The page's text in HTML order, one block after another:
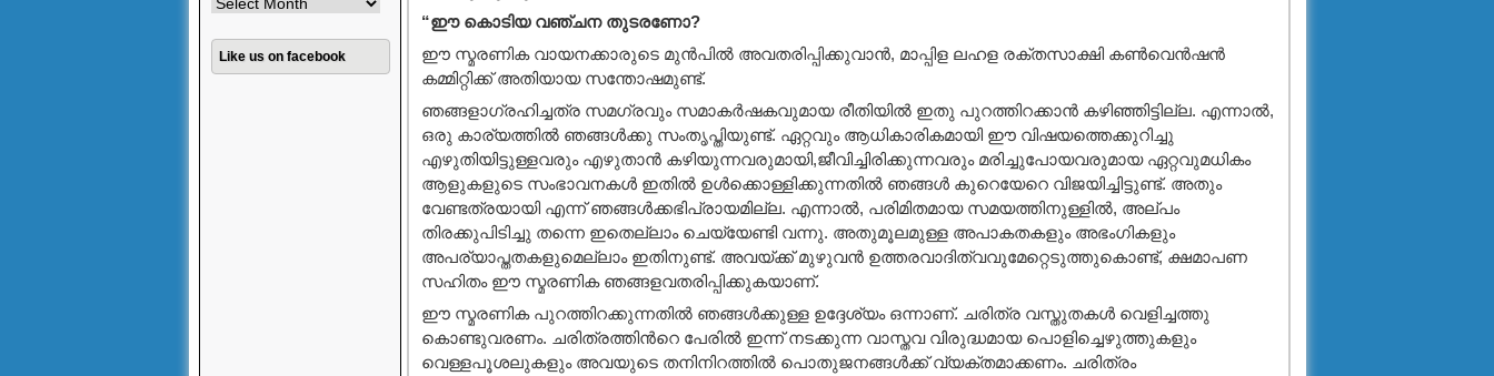
Like us on facebook
“ഈ കൊടിയ വഞ്ചന തുടരണോ?
ഈ സ്മരണിക വായനക്കാരുടെ മുന്‍പില്‍ അവതരിപ്പിക്കുവാന്‍, മാപ്പിള ലഹള രക്തസാക്ഷി കണ്‍വെന്‍ഷന്‍
കമ്മിറ്റിക്ക് അതിയായ സന്തോഷമുണ്ട്.
ഞങ്ങളാഗ്രഹിച്ചത്ര സമഗ്രവും സമാകര്‍ഷകവുമായ രീതിയില്‍ ഇതു പുറത്തിറക്കാന്‍ കഴിഞ്ഞിട്ടില്ല. എന്നാല്‍,
ഒരു കാര്യത്തില്‍ ഞങ്ങള്‍ക്കു സംതൃപ്തിയുണ്ട്. ഏറ്റവും ആധികാരികമായി ഈ വിഷയത്തെക്കുറിച്ചു
എഴുതിയിട്ടുള്ളവരും എഴുതാന്‍ കഴിയുന്നവരുമായി,ജീവിച്ചിരിക്കുന്നവരും മരിച്ചുപോയവരുമായ ഏറ്റവുമധികം
ആളുകളുടെ സംഭാവനകള്‍ ഇതില്‍ ഉള്‍ക്കൊള്ളിക്കുന്നതില്‍ ഞങ്ങള്‍ കുറെയേറെ വിജയിച്ചിട്ടുണ്ട്. അതും
വേണ്ടത്രയായി എന്ന് ഞങ്ങള്‍ക്കഭിപ്രായമില്ല. എന്നാല്‍, പരിമിതമായ സമയത്തിനുള്ളില്‍, അല്പം
തിരക്കുപിടിച്ചു തന്നെ ഇതെല്ലാം ചെയ്യേണ്ടി വന്നു. അതുമൂലമുള്ള അപാകതകളും അഭംഗികളും
അപര്യാപ്തതകളുമെല്ലാം ഇതിനുണ്ട്. അവയ്ക്ക് മുഴുവന്‍ ഉത്തരവാദിത്വവുമേറ്റെടുത്തുകൊണ്ട്, ക്ഷമാപണ
സഹിതം ഈ സ്മരണിക ഞങ്ങളവതരിപ്പിക്കുകയാണ്.
ഈ സ്മരണിക പുറത്തിറക്കുന്നതില്‍ ഞങ്ങള്‍ക്കുള്ള ഉദ്ദേശ്യം ഒന്നാണ്. ചരിത്ര വസ്തുതകള്‍ വെളിച്ചത്തു
കൊണ്ടുവരണം. ചരിത്രത്തിന്‍റെ പേരില്‍ ഇന്ന് നടക്കുന്ന വാസ്തവ വിരുദ്ധമായ പൊളിച്ചെഴുത്തുകളും
വെള്ളപൂശലുകളും അവയുടെ തനിനിറത്തില്‍ പൊതുജനങ്ങള്‍ക്ക് വ്യക്തമാക്കണം. ചരിത്രം